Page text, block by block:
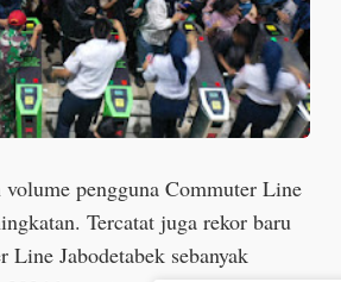
pengguna Commuter Line
Tercatat juga rekor baru
Jabodetabek sebanyak